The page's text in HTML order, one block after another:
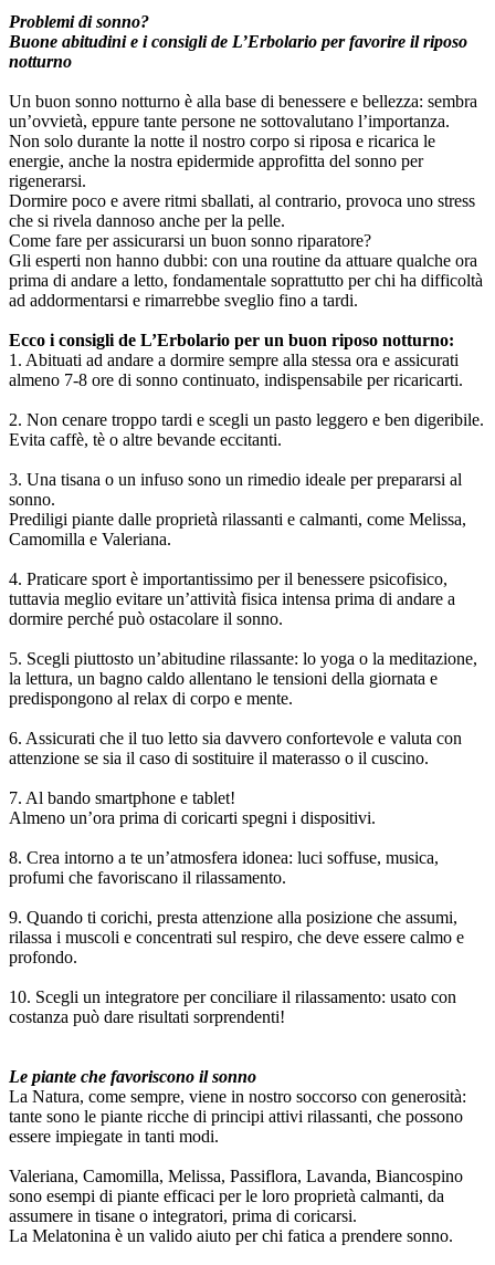
Problemi di sonno?
Buone abitudini e i consigli de L’Erbolario per favorire il riposo
notturno
Un buon sonno notturno è alla base di benessere e bellezza: sembra
un’ovvietà, eppure tante persone ne sottovalutano l’importanza.
Non solo durante la notte il nostro corpo si riposa e ricarica le
energie, anche la nostra epidermide approfitta del sonno per
rigenerarsi.
Dormire poco e avere ritmi sballati, al contrario, provoca uno stress
che si rivela dannoso anche per la pelle.
Come fare per assicurarsi un buon sonno riparatore?
Gli esperti non hanno dubbi: con una routine da attuare qualche ora
prima di andare a letto, fondamentale soprattutto per chi ha difficoltà
ad addormentarsi e rimarrebbe sveglio fino a tardi.
Ecco i consigli de L’Erbolario per un buon riposo notturno:
1. Abituati ad andare a dormire sempre alla stessa ora e assicurati
almeno 7-8 ore di sonno continuato, indispensabile per ricaricarti.
2. Non cenare troppo tardi e scegli un pasto leggero e ben digeribile.
Evita caffè, tè o altre bevande eccitanti.
3. Una tisana o un infuso sono un rimedio ideale per prepararsi al
sonno.
Prediligi piante dalle proprietà rilassanti e calmanti, come Melissa,
Camomilla e Valeriana.
4. Praticare sport è importantissimo per il benessere psicofisico,
tuttavia meglio evitare un’attività fisica intensa prima di andare a
dormire perché può ostacolare il sonno.
5. Scegli piuttosto un’abitudine rilassante: lo yoga o la meditazione,
la lettura, un bagno caldo allentano le tensioni della giornata e
predispongono al relax di corpo e mente.
6. Assicurati che il tuo letto sia davvero confortevole e valuta con
attenzione se sia il caso di sostituire il materasso o il cuscino.
7. Al bando smartphone e tablet!
Almeno un’ora prima di coricarti spegni i dispositivi.
8. Crea intorno a te un’atmosfera idonea: luci soffuse, musica,
profumi che favoriscano il rilassamento.
9. Quando ti corichi, presta attenzione alla posizione che assumi,
rilassa i muscoli e concentrati sul respiro, che deve essere calmo e
profondo.
10. Scegli un integratore per conciliare il rilassamento: usato con
costanza può dare risultati sorprendenti!
Le piante che favoriscono il sonno
La Natura, come sempre, viene in nostro soccorso con generosità:
tante sono le piante ricche di principi attivi rilassanti, che possono
essere impiegate in tanti modi.
Valeriana, Camomilla, Melissa, Passiflora, Lavanda, Biancospino
sono esempi di piante efficaci per le loro proprietà calmanti, da
assumere in tisane o integratori, prima di coricarsi.
La Melatonina è un valido aiuto per chi fatica a prendere sonno.